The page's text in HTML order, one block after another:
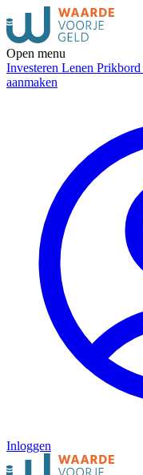
Open menu
Investeren Lenen Prikbord
aanmaken
Inloggen